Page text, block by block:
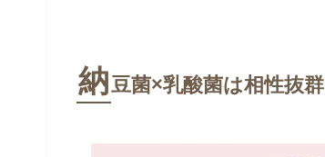
納豆菌×乳酸菌は相性抜群